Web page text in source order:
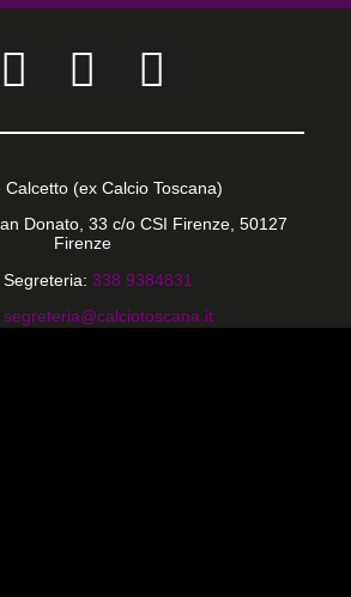
Calcetto (ex Calcio Toscana)
Donato, 33 c/o CSI Firenze, 50127
Firenze
Segreteria: 338 9384831
segreteria@calciotoscana.it